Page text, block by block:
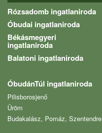
Rózsadomb ingatlaniroda
Óbudai ingatlaniroda
Békásmegyeri
ingatlaniroda
Balatoni ingatlaniroda
ÓbudánTúl ingatlaniroda
Pilisborosjenő
Üröm
Budakalász, Pomáz, Szentendre